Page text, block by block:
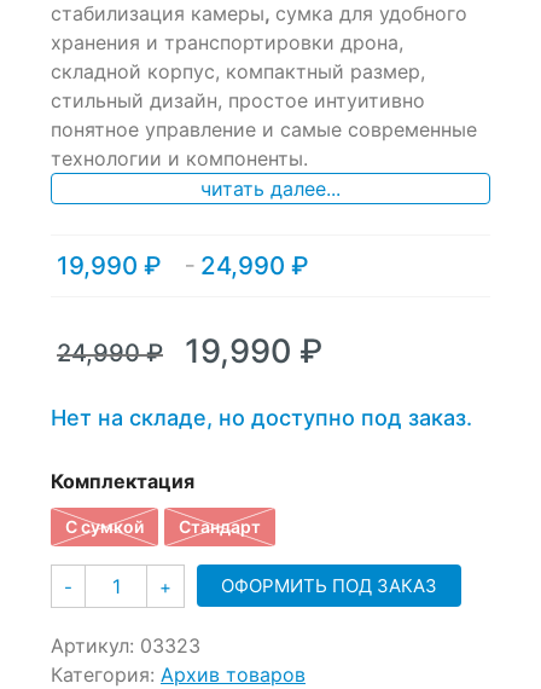
customer
ratings
стабилизация камеры, сумка для удобного
хранения и транспортировки дрона,
складной корпус, компактный размер,
стильный дизайн, простое интуитивно
понятное управление и самые современные
технологии и компоненты.
читать далее...
19,990 ₽ – 24,990 ₽
Диапазон
24,990 ₽
24,990₽
Первоначальная
цена
24,990 ₽.
19,990 ₽
Текущая
цена:
Нет на складе, но доступно под заказ.
Комплектация
С сумкой Стандарт
- Количество
+ ОФОРМИТЬ ПОД ЗАКАЗ
Артикул: 03323
Категория: Архив товаров